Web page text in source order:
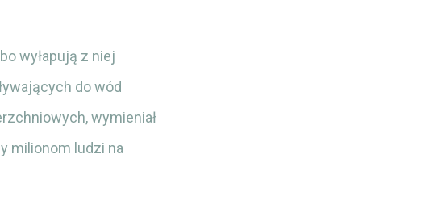
wyłapują z niej
do wód
wymieniał
milionom ludzi na